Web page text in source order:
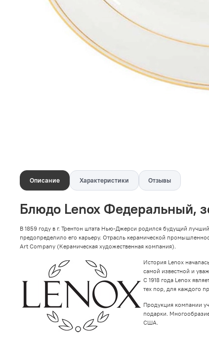
Описание Характеристики Отзывы
Блюдо Lenox Федеральный,
В 1859 году в г. Трентон штата Нью-Джерси родился будущий
предопределило его карьеру. Отрасль керамической
Art Company (Керамическая художественная компания).
История Lenox
самой известной и
С 1918 года Lenox
тех пор, для каждого
Продукция компании
подарки.
США.